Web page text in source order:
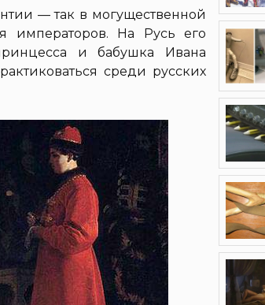
— так в могущественной
императоров. На Русь его
и бабушка Ивана
среди русских